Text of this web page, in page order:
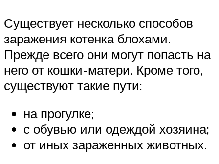
Существует несколько способов
заражения котенка блохами.
Прежде всего они могут попасть на
него от кошки-матери. Кроме того,
существуют такие пути:
на прогулке;
с обувью или одеждой хозяина;
от иных зараженных животных.